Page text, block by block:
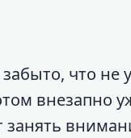
что не
внезапно